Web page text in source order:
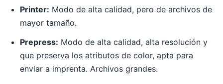
Printer: Modo de alta calidad, pero de archivos de
mayor tamaño.
Prepress: Modo de alta calidad, alta resolución y
que preserva los atributos de color, apta para
enviar a imprenta. Archivos grandes.